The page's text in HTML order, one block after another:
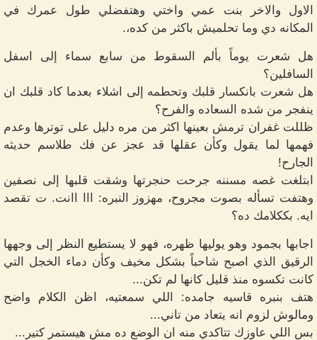
الاول والاخر بنت عمي واختي وهتفضلي طول عمرك في
المكانه دي وما تحلميش باكثر من كده،.
هل شعرت يوماً بألم السقوط من سابع سماء إلى اسفل
السافلين؟
هل شعرت بانكسار قلبك وتحطمه إلى اشلاء بعدما كاد قلبك ان
ينفجر من شده السعاده والفرح؟
ظللت غفران ترمش بعينها اكثر من مره دليل على توترها وعدم
فهمها لما يقول وكأن عقلها قد عجز عن فك طلاسم حديثه
الجارح!
ابتلغت غصه مسننه جرحت حنجرتها وشقت قلبها إلى نصفين
وهتفت تسأله بصوت مجروح، مهزوز النبره: ااا اانت. ت تقصد
ايه. بككلامك ده؟
اجابها بجمود وهو يوليها ظهره، فهو لا يستطيع النظر إلى وجهها
الرقيق الذي اصبح شاحباً بشكل مخيف وكأن دماء الخجل التي
كانت تكسوه منذ قليل كانها لم تكن...
هتف بنبره قاسيه جامده: اللي سمعتيه، اظن الكلام واضح
ومالوش لزوم انه يتعاد من تاني...
بس اللي عاوزك تتاكدي منه ان الوضع ده مش هيستمر كتير...